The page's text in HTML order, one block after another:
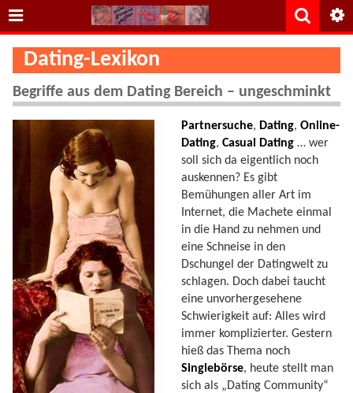
Dating-Lexikon
Begriffe aus dem Dating Bereich – ungeschminkt
Partnersuche, Dating, Online-
Dating, Casual Dating … wer
soll sich da eigentlich noch
auskennen? Es gibt
Bemühungen aller Art im
Internet, die Machete einmal
in die Hand zu nehmen und
eine Schneise in den
Dschungel der Datingwelt zu
schlagen. Doch dabei taucht
eine unvorhergesehene
Schwierigkeit auf: Alles wird
immer komplizierter. Gestern
hieß das Thema noch
Singlebörse, heute stellt man
sich als „Dating Community“